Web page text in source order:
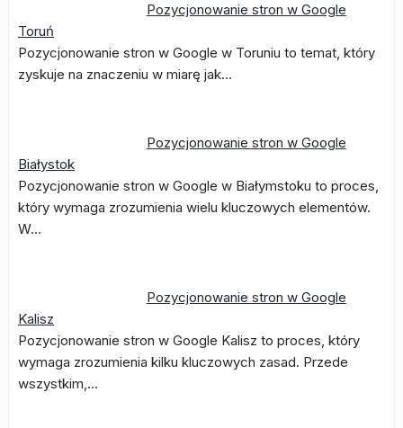
Pozycjonowanie stron w Google
Toruń
Pozycjonowanie stron w Google w Toruniu to temat, który
zyskuje na znaczeniu w miarę jak…
Pozycjonowanie stron w Google
Białystok
Pozycjonowanie stron w Google w Białymstoku to proces,
który wymaga zrozumienia wielu kluczowych elementów.
W…
Pozycjonowanie stron w Google
Kalisz
Pozycjonowanie stron w Google Kalisz to proces, który
wymaga zrozumienia kilku kluczowych zasad. Przede
wszystkim,…